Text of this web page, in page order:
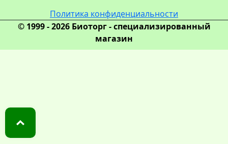
Политика конфиденциальности
© 1999 - 2026 Биоторг - специализированный
магазин